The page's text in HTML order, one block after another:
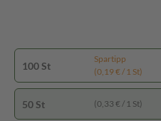
100 St
Spartipp
(0,19 € / 1 St)
50 St (0,33 € / 1 St)